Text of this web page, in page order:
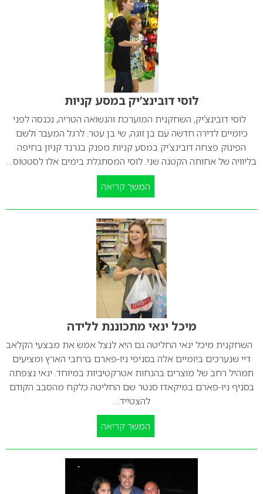
לוסי דובינצ’יק במסע קניות
לוסי דובינצ’יק, השחקנית המוערכת והנשואה הטריה, נכנסה לפני
כיומיים לדירה חדשה עם בן זוגה, שי בן עטר. לרגל המעבר ולשם
הפינוק פצחה דובינצ’יק במסע קניות מפנק בגרנד קניון בחיפה
בליוויה של אחותה הקטנה שני. לוסי המסתגלת בימים אלו לסטטוס…
המשך קריאה
מיכל ינאי מתכוננת ללידה
השחקנית מיכל ינאי החליטה גם היא לנצל אמש את מבצעי הקלאב
דיי שנערכים ביומיים אלה בסניפי ניו-פארם ברחבי הארץ ומציעים
תמהיל רחב של מוצרים בהנחות אטרקטיביות במיוחד. ינאי נצפתה
בסניף ניו-פארם במיקאדו סנטר שם החליטה כלקח מהסבב הקודם
להצטייד…
המשך קריאה